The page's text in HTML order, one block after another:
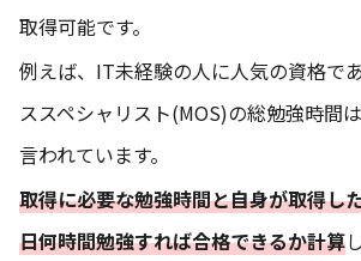
取得可能です。
例えば、IT未経験の人に人気の資格で
ススペシャリスト(MOS)の総勉強時間
言われています。
取得に必要な勉強時間と自身が取得し
日何時間勉強すれば合格できるか計算